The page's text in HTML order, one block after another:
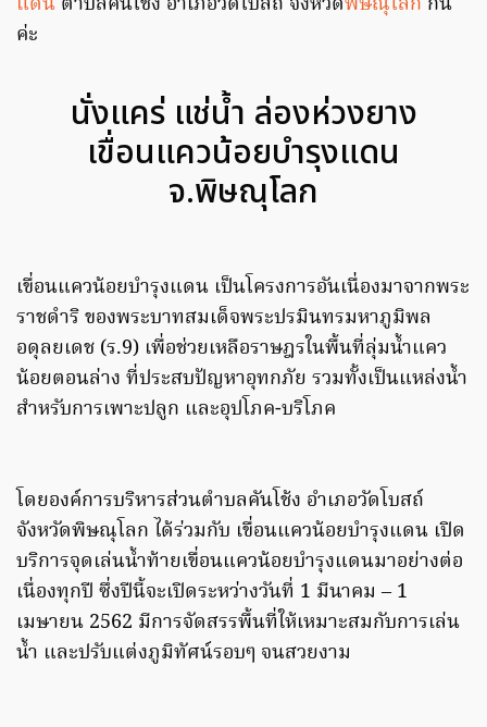
ค่ะ
นั่งแคร่ แช่น้ำ ล่องห่วงยาง
เขื่อนแควน้อยบำรุงแดน
จ.พิษณุโลก
เขื่อนแควน้อยบำรุงแดน เป็นโครงการอันเนื่องมาจากพระ
ราชดำริ ของพระบาทสมเด็จพระปรมินทรมหาภูมิพล
อดุลยเดช (ร.9) เพื่อช่วยเหลือราษฎรในพื้นที่ลุ่มน้ำแคว
น้อยตอนล่าง ที่ประสบปัญหาอุทกภัย รวมทั้งเป็นแหล่งน้ำ
สำหรับการเพาะปลูก และอุปโภค-บริโภค
โดยองค์การบริหารส่วนตำบลคันโช้ง อำเภอวัดโบสถ์
จังหวัดพิษณุโลก ได้ร่วมกับ เขื่อนแควน้อยบำรุงแดน เปิด
บริการจุดเล่นน้ำท้ายเขื่อนแควน้อยบำรุงแดนมาอย่างต่อ
เนื่องทุกปี ซึ่งปีนี้จะเปิดระหว่างวันที่ 1 มีนาคม – 1
เมษายน 2562 มีการจัดสรรพื้นที่ให้เหมาะสมกับการเล่น
น้ำ และปรับแต่งภูมิทัศน์รอบๆ จนสวยงาม